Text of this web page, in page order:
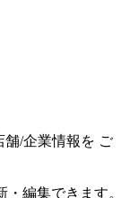
舗/企業情報を ご
編集できます。